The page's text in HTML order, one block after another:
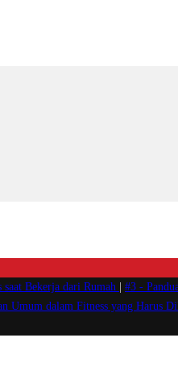
Bekerja dari Rumah #3 -
Umum dalam Fitness yang Harus